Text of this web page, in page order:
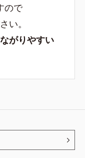
ので
い。
がりやすい